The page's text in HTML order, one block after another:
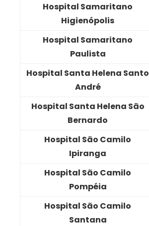
Hospital Samaritano
Higienópolis
Hospital Samaritano
Paulista
Hospital Santa Helena Santo
André
Hospital Santa Helena São
Bernardo
Hospital São Camilo
Ipiranga
Hospital São Camilo
Pompéia
Hospital São Camilo
Santana